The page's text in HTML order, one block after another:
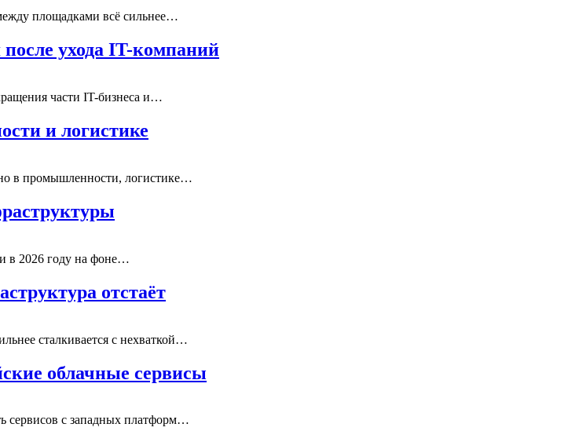
площадками всё сильнее…
ухода IT-компаний
части IT-бизнеса и…
и логистике
в промышленности, логистике…
в 2026 году на фоне…
отстаёт
сталкивается с нехваткой…
облачные сервисы
сервисов с западных платформ…